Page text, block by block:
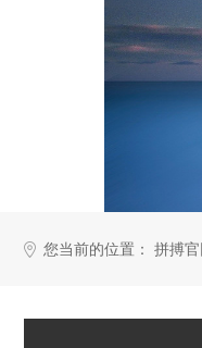
您当前的位置： 拼搏